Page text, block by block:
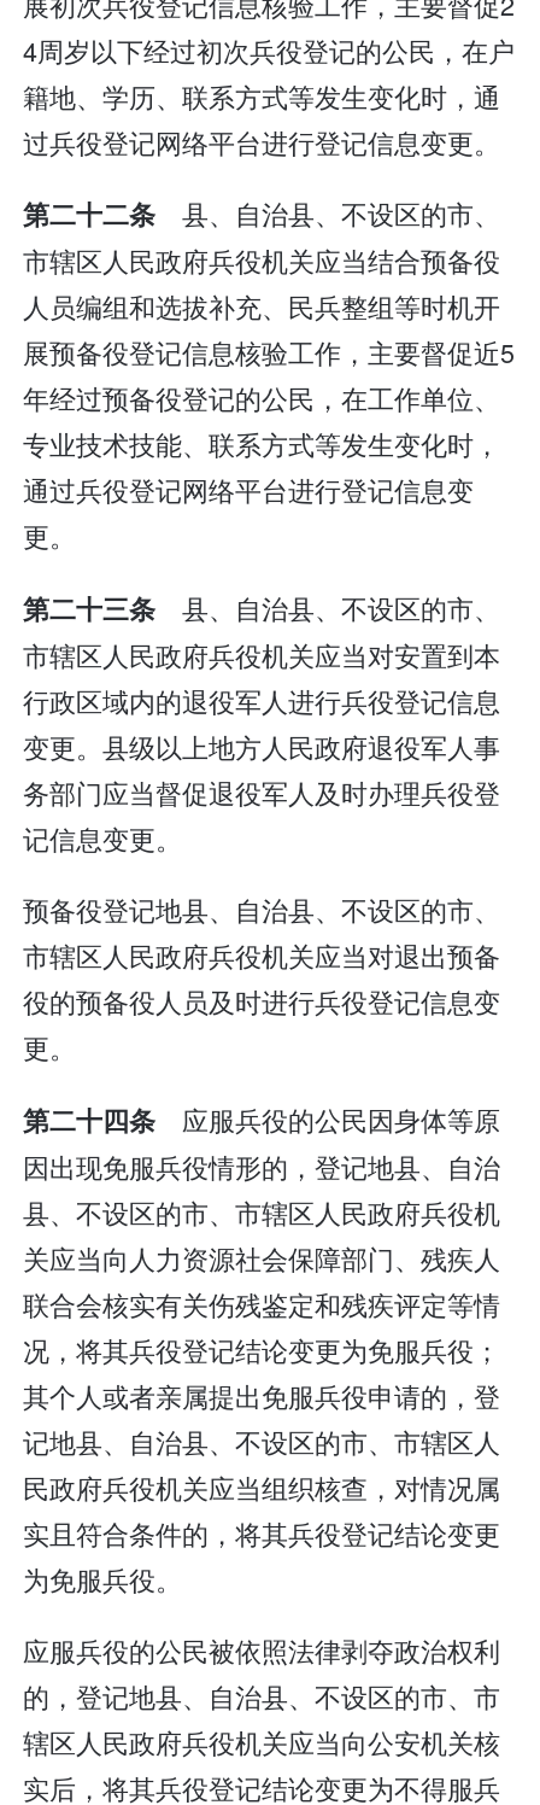
4周岁以下经过初次兵役登记的公民，在户
籍地、学历、联系方式等发生变化时，通
过兵役登记网络平台进行登记信息变更。
第二十二条 县、自治县、不设区的市、
市辖区人民政府兵役机关应当结合预备役
人员编组和选拔补充、民兵整组等时机开
展预备役登记信息核验工作，主要督促近5
年经过预备役登记的公民，在工作单位、
专业技术技能、联系方式等发生变化时，
通过兵役登记网络平台进行登记信息变
更。
第二十三条 县、自治县、不设区的市、
市辖区人民政府兵役机关应当对安置到本
行政区域内的退役军人进行兵役登记信息
变更。县级以上地方人民政府退役军人事
务部门应当督促退役军人及时办理兵役登
记信息变更。
预备役登记地县、自治县、不设区的市、
市辖区人民政府兵役机关应当对退出预备
役的预备役人员及时进行兵役登记信息变
更。
第二十四条 应服兵役的公民因身体等原
因出现免服兵役情形的，登记地县、自治
县、不设区的市、市辖区人民政府兵役机
关应当向人力资源社会保障部门、残疾人
联合会核实有关伤残鉴定和残疾评定等情
况，将其兵役登记结论变更为免服兵役；
其个人或者亲属提出免服兵役申请的，登
记地县、自治县、不设区的市、市辖区人
民政府兵役机关应当组织核查，对情况属
实且符合条件的，将其兵役登记结论变更
为免服兵役。
应服兵役的公民被依照法律剥夺政治权利
的，登记地县、自治县、不设区的市、市
辖区人民政府兵役机关应当向公安机关核
实后，将其兵役登记结论变更为不得服兵